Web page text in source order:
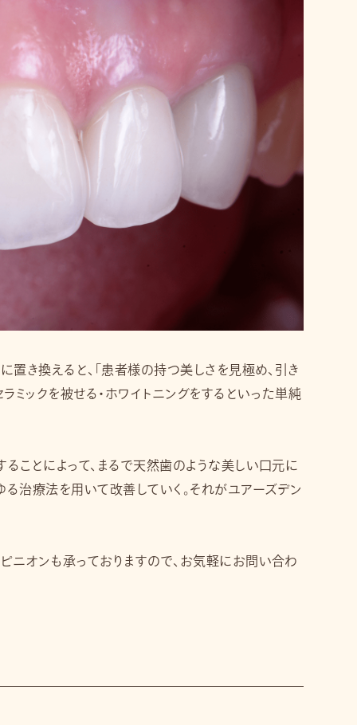
置き換えると、「患者様の持つ美しさを見極め、引き
ミックを被せる・ホワイトニングをするといった単純
ことによって、まるで天然歯のような美しい口元に
治療法を用いて改善していく。それがユアーズデン
ニオンも承っておりますので、お気軽にお問い合わ